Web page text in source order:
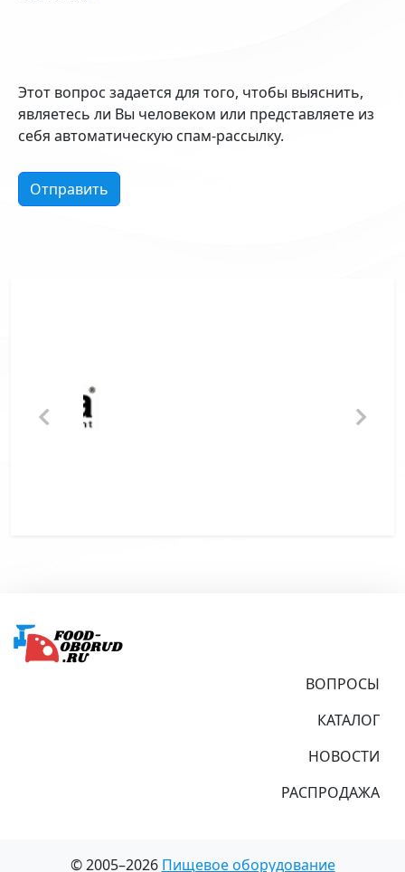
Этот вопрос задается для того, чтобы выяснить,
являетесь ли Вы человеком или представляете из
себя автоматическую спам-рассылку.
ВОПРОСЫ
КАТАЛОГ
НОВОСТИ
РАСПРОДАЖА
© 2005–2026 Пищевое оборудование